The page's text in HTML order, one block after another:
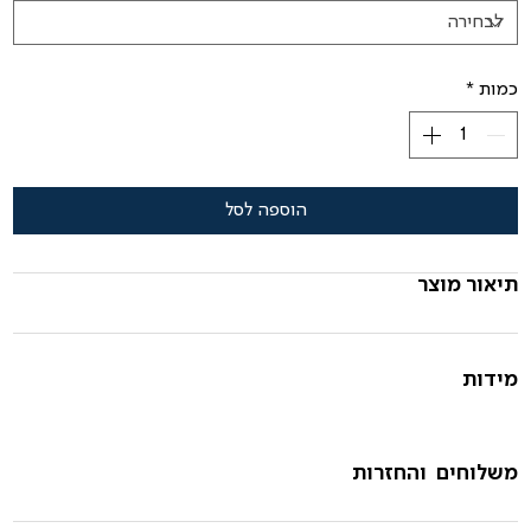
כמות *
הוספה לסל
תיאור מוצר
מידות
משלוחים והחזרות